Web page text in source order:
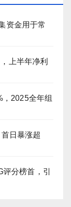
资金用于常
上半年净利
2025全年组
日暴涨超
分榜首，引